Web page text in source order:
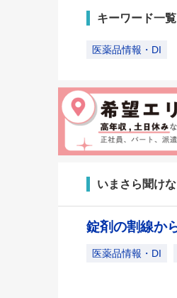
キーワード一覧
医薬品情報・DI
いまさら聞け
錠剤の割線か
医薬品情報・DI